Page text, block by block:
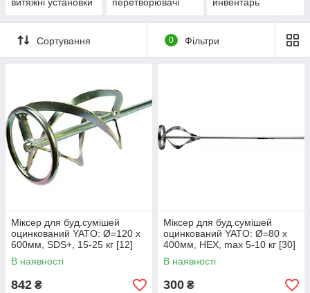
витяжні установки
перетворювачі
инвентарь
Сортування 0 Фільтри
Міксер для буд.сумішей
оцинкований YATO: Ø=120 x
600мм, SDS+, 15-25 кг [12]
В наявності
842 ₴
Міксер для буд.сумішей
оцинкований YATO: Ø=80 x
400мм, НЕХ, max 5-10 кг [30]
В наявності
300 ₴